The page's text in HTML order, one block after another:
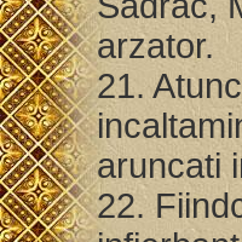
arzator.
21.
aruncati
22.